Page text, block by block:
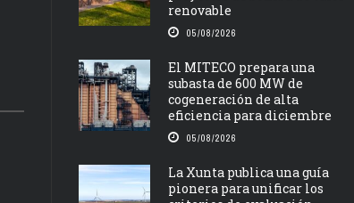
renovable
05/08/2026
El MITECO prepara una
subasta de 600 MW de
cogeneración de alta
eficiencia para diciembre
05/08/2026
La Xunta publica una guía
pionera para unificar los